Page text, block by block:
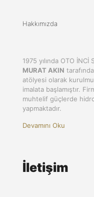
Hakkımızda
1975 yılında OTO İNCİ
MURAT AKIN
atölyesi olarak
imalata başlamıştır.
muhtelif güçlerde
yapmaktadır.
Devamını Oku
İletişim